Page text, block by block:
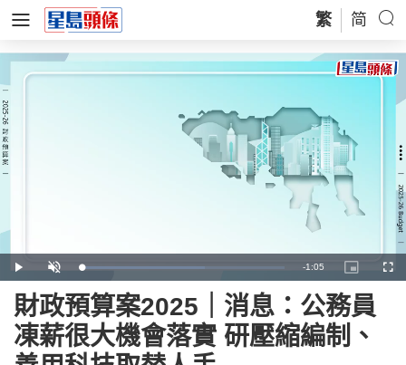
繁 简
Play Unmute Loaded:
60.91%
Remaining
Time
-1:05
Picture-
in-
財政預算案2025｜消息：公務員
凍薪很大機會落實 研壓縮編制、